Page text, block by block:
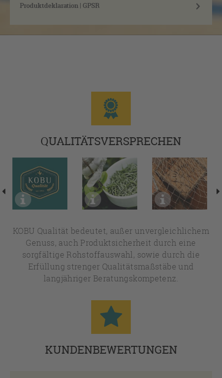
Produktdeklaration | GPSR
QUALITÄTSVERSPRECHEN
KOBU Qualität bedeutet, außer unvergleichlichem
Genuss, auch Produktsicherheit durch eine
sorgfältige Rohstoffauswahl, sowie durch die
Erfüllung strenger Qualitätsmaßstäbe und
langjähriger Beratungskompetenz.
KUNDENBEWERTUNGEN